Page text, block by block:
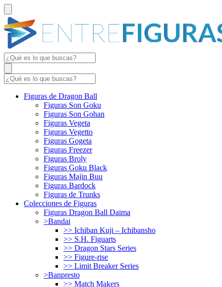
Figuras de Dragon Ball
Figuras Son Goku
Figuras Son Gohan
Figuras Vegeta
Figuras Vegetto
Figuras Gogeta
Figuras Freezer
Figuras Broly
Figuras Goku Black
Figuras Majin Buu
Figuras Bardock
Figuras de Trunks
Colecciones de Figuras
Figuras Dragon Ball Daima
>Bandai
>> Ichiban Kuji – Ichibansho
>> S.H. Figuarts
>> Dragon Stars Series
>> Figure-rise
>> Limit Breaker Series
>Banpresto
>> Match Makers